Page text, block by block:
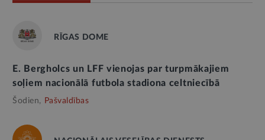
RĪGAS DOME
E. Bergholcs un LFF vienojas par turpmākajiem
soļiem nacionālā futbola stadiona celtniecībā
Šodien, Pašvaldības